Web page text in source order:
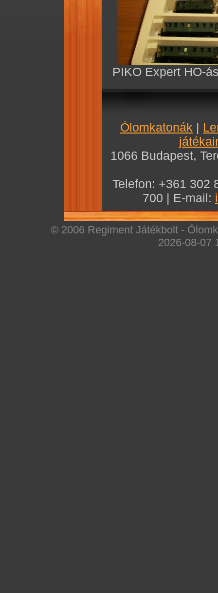
PIKO Expert HO-
Ólomkatonák
1066 Budapest,
Telefon: +361 302
700 | E-mail:
© 2006 Regiment Játékbolt -
2026-08-07